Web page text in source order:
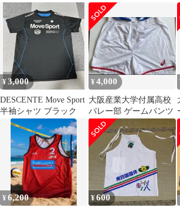
（2013 東京国体／大分
インターハイ）
表 ラグビー ポロシ
ャツネイビー MI
¥3,000
DESCENTE Move Sport
半袖シャツ ブラック
¥4,000
大阪産業大学付属高校
バレー部 ゲームパンツ
¥6,200 ¥600